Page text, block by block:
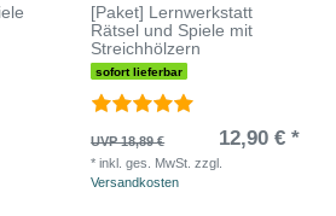
[Paket] Lernwerkstatt
Rätsel und Spiele mit
Streichhölzern
sofort lieferbar
UVP 18,89 € 12,90 € *
*inkl. ges. MwSt. zzgl.
Versandkosten